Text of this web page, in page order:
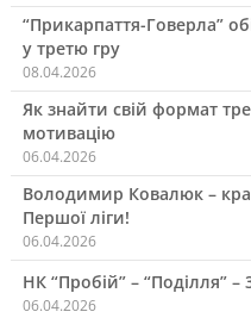
“Прикарпаття-Говерла”
у третю гру
08.04.2026
Як знайти свій формат
мотивацію
06.04.2026
Володимир Ковалюк –
Першої ліги!
06.04.2026
НК “Пробій” – “Поділля”
06.04.2026